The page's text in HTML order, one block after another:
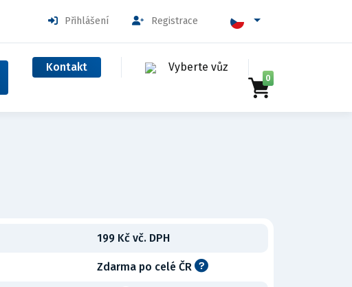
Přihlášení Registrace
Kontakt Vyberte vůz
0
199 Kč vč. DPH
Zdarma po celé ČR